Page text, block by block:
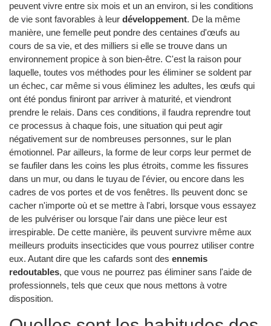
peuvent vivre entre six mois et un an environ, si les conditions
de vie sont favorables à leur développement. De la même
manière, une femelle peut pondre des centaines d'œufs au
cours de sa vie, et des milliers si elle se trouve dans un
environnement propice à son bien-être. C'est la raison pour
laquelle, toutes vos méthodes pour les éliminer se soldent par
un échec, car même si vous éliminez les adultes, les œufs qui
ont été pondus finiront par arriver à maturité, et viendront
prendre le relais. Dans ces conditions, il faudra reprendre tout
ce processus à chaque fois, une situation qui peut agir
négativement sur de nombreuses personnes, sur le plan
émotionnel. Par ailleurs, la forme de leur corps leur permet de
se faufiler dans les coins les plus étroits, comme les fissures
dans un mur, ou dans le tuyau de l'évier, ou encore dans les
cadres de vos portes et de vos fenêtres. Ils peuvent donc se
cacher n'importe où et se mettre à l'abri, lorsque vous essayez
de les pulvériser ou lorsque l'air dans une pièce leur est
irrespirable. De cette manière, ils peuvent survivre même aux
meilleurs produits insecticides que vous pourrez utiliser contre
eux. Autant dire que les cafards sont des ennemis
redoutables, que vous ne pourrez pas éliminer sans l'aide de
professionnels, tels que ceux que nous mettons à votre
disposition.